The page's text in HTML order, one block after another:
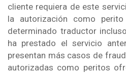
cliente requiera de este
la autorización como
determinado traductor
ha prestado el servicio
presentan más casos de
autorizadas como peritos